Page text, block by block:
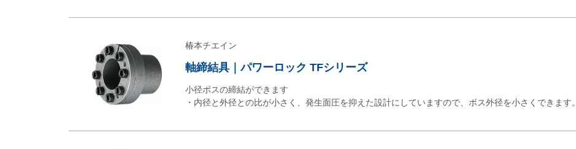
椿本チエイン
軸締結具｜パワーロック TFシリーズ
小径ボスの締結ができます
・内径と外径との比が小さく、発生面圧を抑えた設計にしていますので、ボス外径を小さくできます。